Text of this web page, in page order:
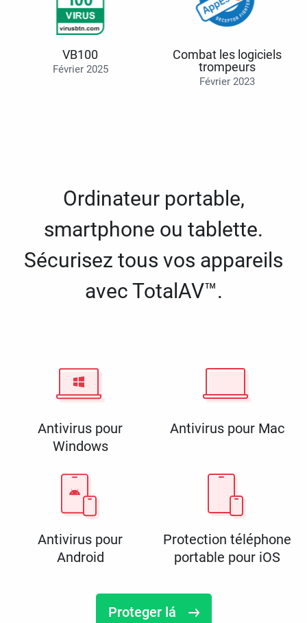
VB100
Février 2025
Combat les logiciels
trompeurs
Février 2023
Ordinateur portable,
smartphone ou tablette.
Sécurisez tous vos appareils
avec TotalAV™.
Antivirus pour
Windows
Antivirus pour Mac
Antivirus pour
Android
Protection téléphone
portable pour iOS
Proteger lá